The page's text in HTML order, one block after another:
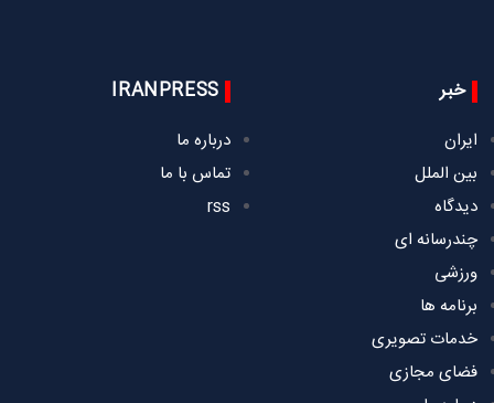
خبر
ایران
بین الملل
دیدگاه
چندرسانه ای
ورزشی
برنامه ها
خدمات تصویری
فضای مجازی
IRANPRESS
درباره ما
تماس با ما
rss